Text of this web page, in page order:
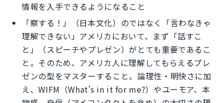
情報を入手できるようになること
「察する！」（日本文化）のではなく「言わなきゃ
理解できない」アメリカにおいて、まず「話すこ
と」（スピーチやプレゼン）がとても重要であるこ
と。そのため、アメリカ人に理解してもらえるプレ
ゼンの型をマスターすること。論理性・明快さに加
え、WIFM（What's in it for me?）やユーモア、本